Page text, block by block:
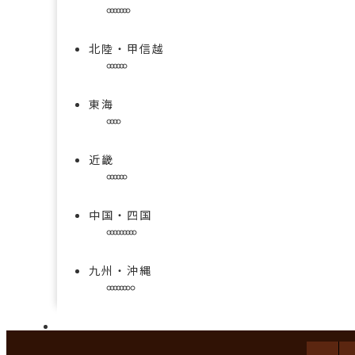
北陸・甲信越
東海
近畿
中国・四国
九州・沖縄